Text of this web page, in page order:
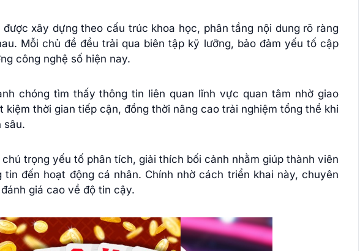
xây dựng theo cấu trúc khoa học, phân tầng nội dung rõ ràng
Mỗi chủ đề đều trải qua biên tập kỹ lưỡng, bảo đảm yếu tố cập
công nghệ số hiện nay.
chóng tìm thấy thông tin liên quan lĩnh vực quan tâm nhờ giao
thời gian tiếp cận, đồng thời nâng cao trải nghiệm tổng thể khi
sâu.
trọng yếu tố phân tích, giải thích bối cảnh nhằm giúp thành viên
đến hoạt động cá nhân. Chính nhờ cách triển khai này, chuyên
giá cao về độ tin cậy.